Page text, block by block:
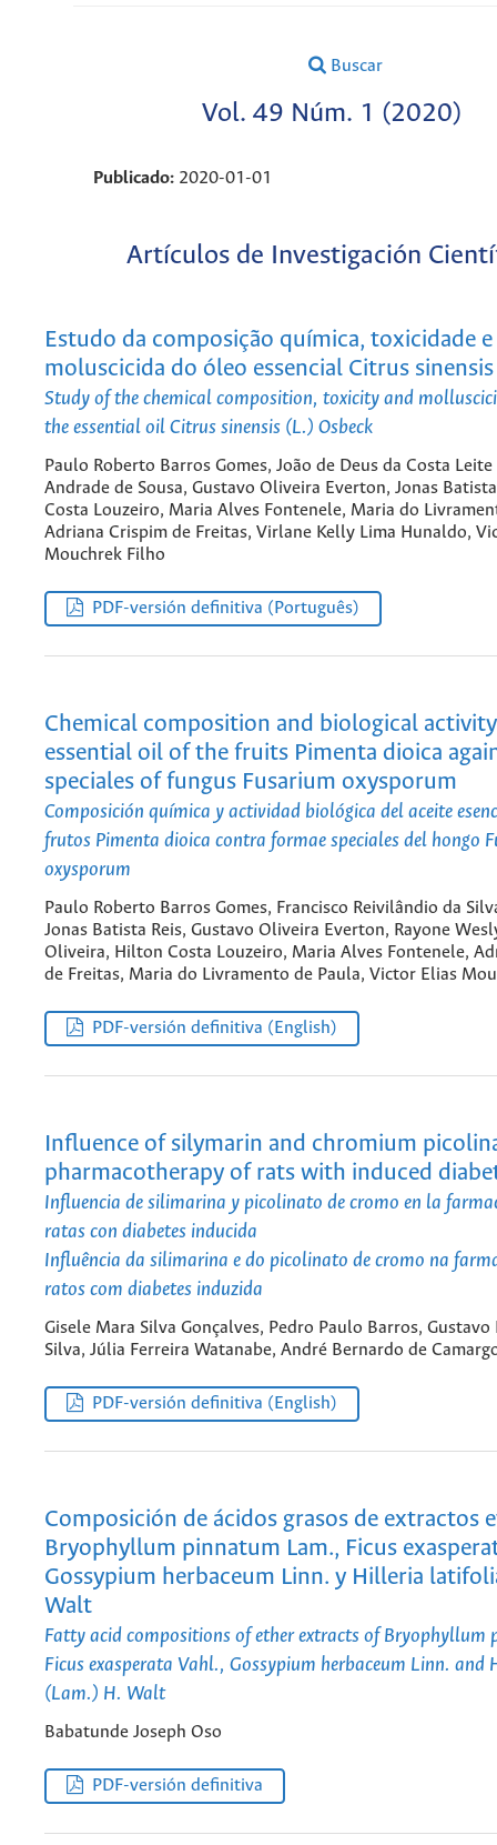
Buscar
Vol. 49 Núm. 1 (2020)
Publicado: 2020-01-01
Artículos de Investigación
Estudo da composição química, toxicidade
moluscicida do óleo essencial Citrus sinensis
Study of the chemical composition, toxicity and
the essential oil Citrus sinensis (L.) Osbeck
Paulo Roberto Barros Gomes, João de Deus da Costa
Andrade de Sousa, Gustavo Oliveira Everton, Jonas
Costa Louzeiro, Maria Alves Fontenele, Maria do
Adriana Crispim de Freitas, Virlane Kelly Lima Hunaldo,
Mouchrek Filho
PDF-versión definitiva (Português)
Chemical composition and biological
essential oil of the fruits Pimenta dioica
speciales of fungus Fusarium oxysporum
Composición química y actividad biológica del aceite
frutos Pimenta dioica contra formae speciales del hongo
oxysporum
Paulo Roberto Barros Gomes, Francisco Reivilândio da
Jonas Batista Reis, Gustavo Oliveira Everton, Rayone
Oliveira, Hilton Costa Louzeiro, Maria Alves Fontenele,
de Freitas, Maria do Livramento de Paula, Victor Elias
PDF-versión definitiva (English)
Influence of silymarin and chromium
pharmacotherapy of rats with induced
Influencia de silimarina y picolinato de cromo en la
ratas con diabetes inducida
Influência da silimarina e do picolinato de cromo na
ratos com diabetes induzida
Gisele Mara Silva Gonçalves, Pedro Paulo Barros,
Silva, Júlia Ferreira Watanabe, André Bernardo de
PDF-versión definitiva (English)
Composición de ácidos grasos de extractos
Bryophyllum pinnatum Lam., Ficus
Gossypium herbaceum Linn. y Hilleria
Walt
Fatty acid compositions of ether extracts of Bryophyllum
Ficus exasperata Vahl., Gossypium herbaceum Linn.
(Lam.) H. Walt
Babatunde Joseph Oso
PDF-versión definitiva